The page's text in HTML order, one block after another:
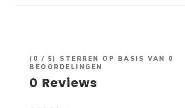
( 0 / 5) STERREN OP BASIS VAN 0
BEOORDELINGEN
0 Reviews